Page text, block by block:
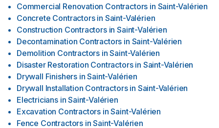
Commercial Renovation Contractors in Saint-Valérien
Concrete Contractors in Saint-Valérien
Construction Contractors in Saint-Valérien
Decontamination Contractors in Saint-Valérien
Demolition Contractors in Saint-Valérien
Disaster Restoration Contractors in Saint-Valérien
Drywall Finishers in Saint-Valérien
Drywall Installation Contractors in Saint-Valérien
Electricians in Saint-Valérien
Excavation Contractors in Saint-Valérien
Fence Contractors in Saint-Valérien